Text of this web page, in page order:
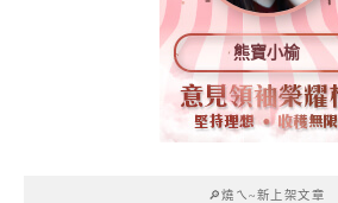
熊寶小榆
🔎燒ㄟ~新上架文章